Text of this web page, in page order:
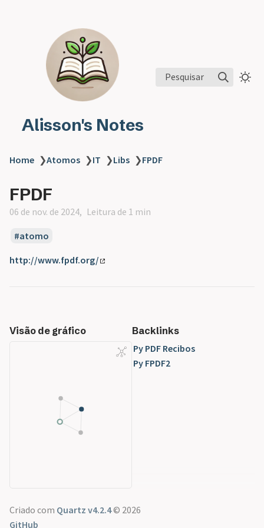
Alisson's Notes
Pesquisar
Home ❯Atomos ❯IT ❯Libs ❯FPDF
FPDF
06 de nov. de 2024 Leitura de 1 min
atomo
http://www.fpdf.org/
Visão de gráfico
Backlinks
Py PDF Recibos
Py FPDF2
Criado com Quartz v4.2.4© 2026
GitHub